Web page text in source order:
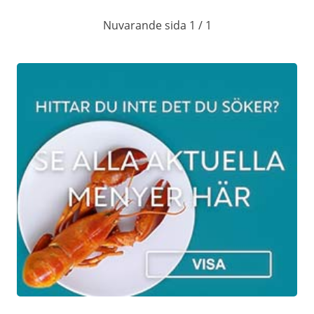
Sherrysill
Lingonsill
Gästgivareströmming
Vegetarisk inläggning
med aubergine
Gravad lax med hovmästarsås
Rökt lax med cocktailsås
Nuvarande sida 1 / 1